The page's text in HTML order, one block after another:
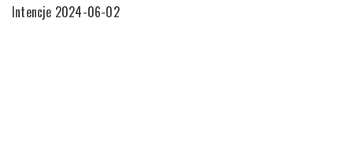
Intencje 2024-06-02